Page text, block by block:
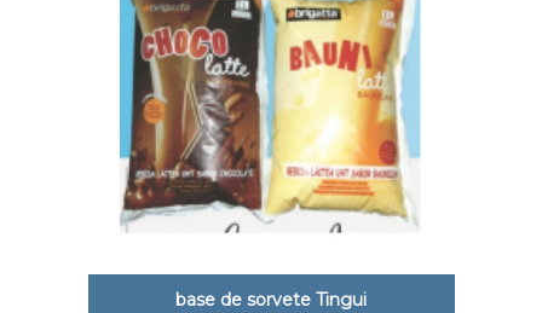
base de sorvete Tingui